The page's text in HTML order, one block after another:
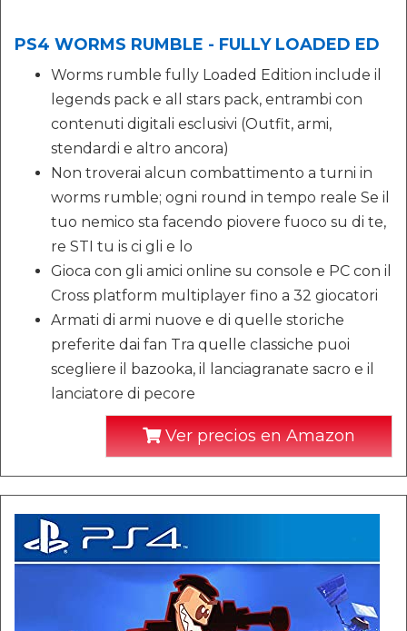
PS4 WORMS RUMBLE - FULLY LOADED ED
Worms rumble fully Loaded Edition include il
legends pack e all stars pack, entrambi con
contenuti digitali esclusivi (Outfit, armi,
stendardi e altro ancora)
Non troverai alcun combattimento a turni in
worms rumble; ogni round in tempo reale Se il
tuo nemico sta facendo piovere fuoco su di te,
re STI tu is ci gli e lo
Gioca con gli amici online su console e PC con il
Cross platform multiplayer fino a 32 giocatori
Armati di armi nuove e di quelle storiche
preferite dai fan Tra quelle classiche puoi
scegliere il bazooka, il lanciagranate sacro e il
lanciatore di pecore
Ver precios en Amazon